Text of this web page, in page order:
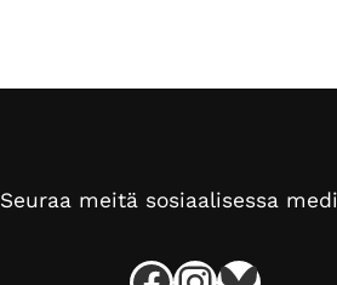
Seuraa meitä sosiaalisessa